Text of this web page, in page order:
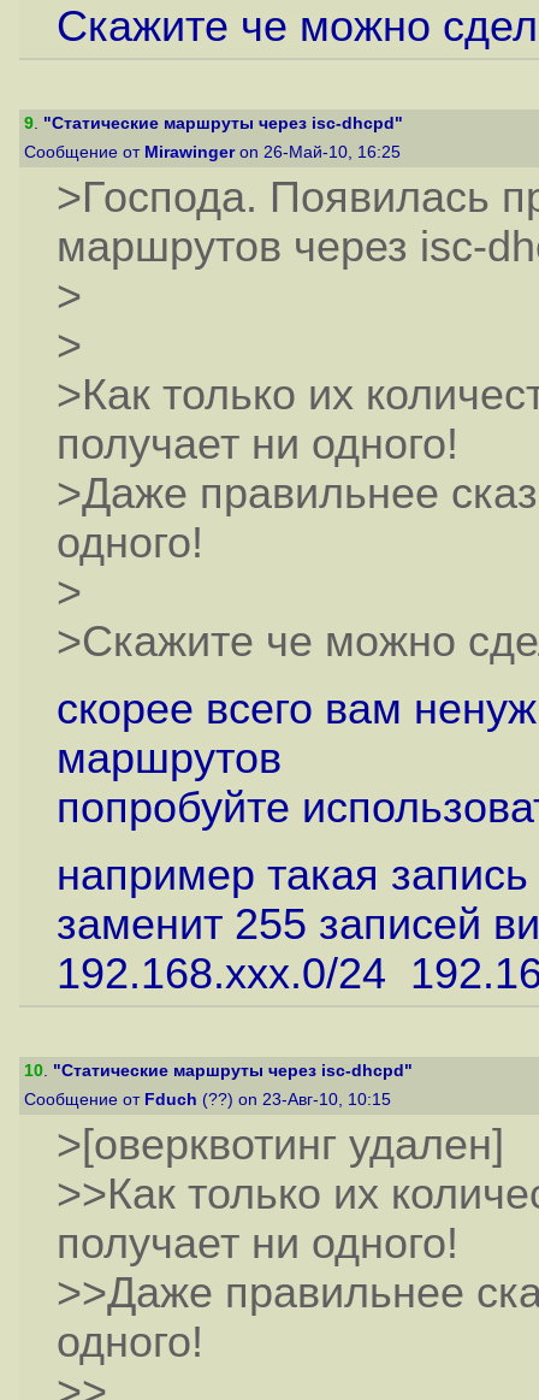
Скажите че можно
9. "Статические маршруты через isc-dhcpd"
Сообщение от Mirawingeron 26-Май-10, 16:25
>Господа. Появилась
маршрутов через isc-
>
>
>Как только их
получает ни одного!
>Даже правильнее
одного!
>
>Скажите че можно
скорее всего вам
маршрутов
попробуйте
например такая
заменит 255 записей
192.168.xxx.0/24
10. "Статические маршруты через isc-dhcpd"
Сообщение от Fduch (??) on 23-Авг-10, 10:15
>[оверквотинг удален]
>>Как только их
получает ни одного!
>>Даже правильнее
одного!